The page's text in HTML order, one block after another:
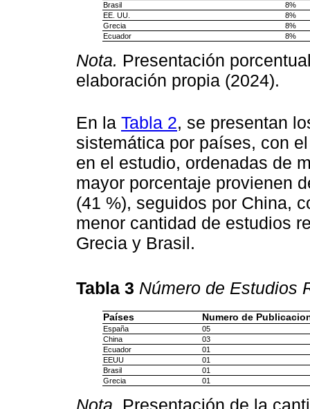
Brasil
8%
EE. UU.
8%
Grecia
8%
Ecuador
8%
Nota. Presentación
elaboración propia (2024).
En la Tabla 2, se presentan
sistemática por países, con
en el estudio, ordenadas de
mayor porcentaje provienen
(41 %), seguidos por China,
menor cantidad de estudios
Grecia y Brasil.
Tabla 3 Número de Estudios
Países Numero de
España
05
China
03
Ecuador
01
EEUU
01
Brasil
01
Grecia
01